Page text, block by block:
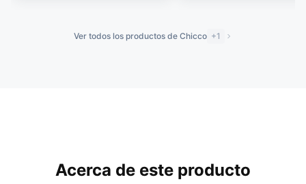
Ver todos los productos de Chicco +1
Acerca de este producto